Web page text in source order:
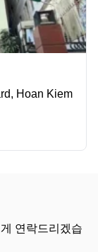
Hoan Kiem
연락드리겠습